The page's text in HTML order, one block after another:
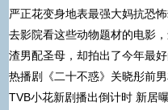
严正花变身地表最强大妈抗恐
去影院看这些动物题材的电影
渣男配圣母，却拍出了今年最
热播剧《二十不惑》关晓彤前
TVB小花新剧播出倒计时 新居